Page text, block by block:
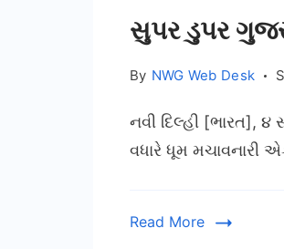
સુપર ડુપર
By NWG Web Desk
નવી દિલ્હી [ભારત],
વધારે ધૂમ મચાવનારી
Read More